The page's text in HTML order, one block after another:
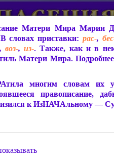
Матери Мира
Матери Мира Марии
словах приставки: рас-,
воз-,из-. Также, как и в
Матери Мира.
многим словам их
правописание,
к ИзНАЧАльному —